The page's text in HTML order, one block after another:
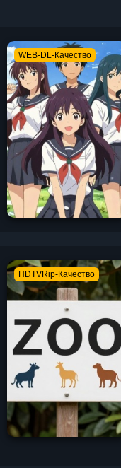
WEB-DL-Качество
HDTVRip-Качество